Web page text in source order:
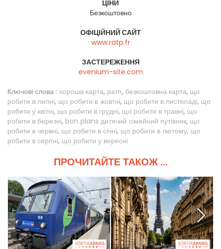
ЦІНИ
Безкоштовно
ОФІЦІЙНИЙ САЙТ
www.ratp.fr
ЗАСТЕРЕЖЕННЯ
evenium-site.com
Ключові слова : хороша карта, ратп, безкоштовна карта, що
робити в липні, що робити в жовтні, що робити в листопаді, що
робити у квітні, що робити в грудні, що робити в травні, що
робити в березні, bon plans дитячий сімейний путівник, що
робити в червні, що робити в січні, що робити в лютому, що
робити в серпні, що робити у вересні
ПРОЧИТАЙТЕ ТАКОЖ ...